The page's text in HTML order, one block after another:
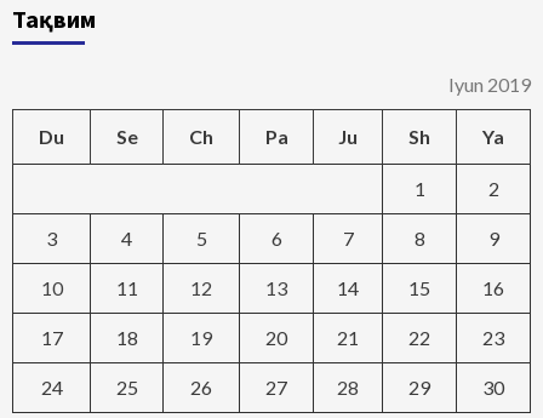
Тақвим
Iyun 2019
Du Se Ch Pa Ju Sh Ya
1 2
3 4 5 6 7 8 9
10 11 12 13 14 15 16
17 18 19 20 21 22 23
24 25 26 27 28 29 30